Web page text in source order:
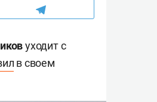
уходит с
в своем